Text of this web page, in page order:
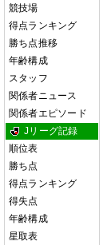
競技場
得点ランキング
勝ち点推移
年齢構成
スタッフ
関係者ニュース
関係者エピソード
Jリーグ記録
順位表
勝ち点
得点ランキング
得失点
年齢構成
星取表